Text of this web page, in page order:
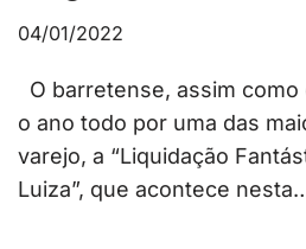
04/01/2022
O barretense, assim
o ano todo por uma das
varejo, a “Liquidação
Luiza”, que acontece